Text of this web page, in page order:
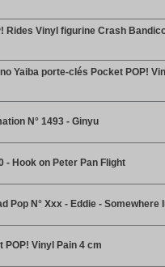
Rides Vinyl figurine Crash
Yaiba porte-clés Pocket POP!
N° 1493 - Ginyu
- Hook on Peter Pan Flight
Pop N° Xxx - Eddie - Somewhere
POP! Vinyl Pain 4 cm